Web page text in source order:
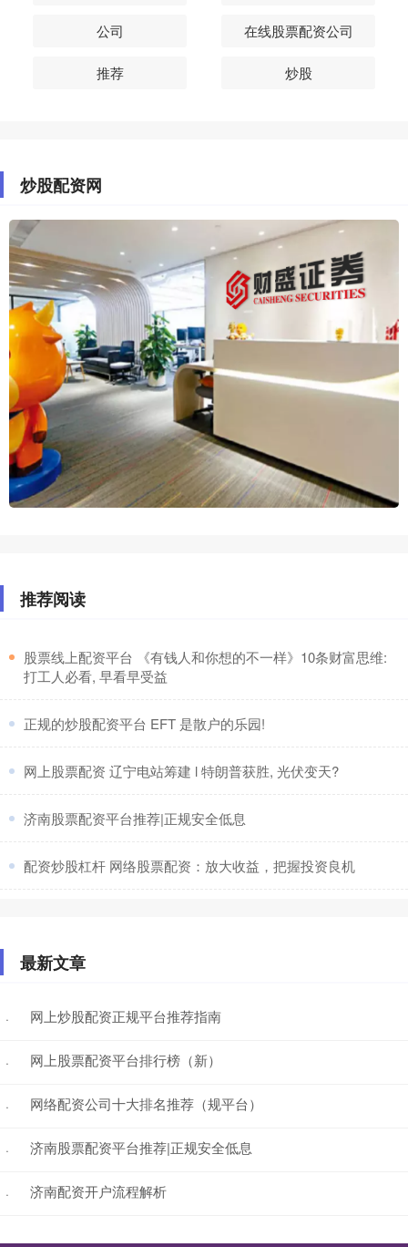
公司 在线股票配资公司
推荐 炒股
炒股配资网
推荐阅读
​股票线上配资平台 《有钱人和你想的不一样》10条财富思维:
打工人必看, 早看早受益
​正规的炒股配资平台 EFT 是散户的乐园!
​网上股票配资 辽宁电站筹建 l 特朗普获胜, 光伏变天?
​济南股票配资平台推荐|正规安全低息
​配资炒股杠杆 网络股票配资：放大收益，把握投资良机
最新文章
· 网上炒股配资正规平台推荐指南
· 网上股票配资平台排行榜（新）
· 网络配资公司十大排名推荐（规平台）
· 济南股票配资平台推荐|正规安全低息
· 济南配资开户流程解析